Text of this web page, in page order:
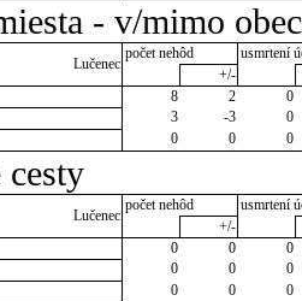
- v/mimo obec
Lučenec
počet nehôd
usmrtení
+/-
8 2
0
3 -3
0
0 0 0
Lučenec
počet nehôd
usmrtení
+/-
0 0
0
0 0
0
0 0
0